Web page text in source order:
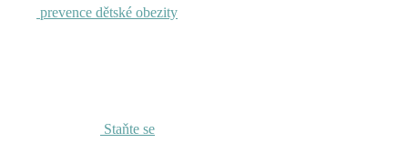
prevence dětské obezity
Staňte se